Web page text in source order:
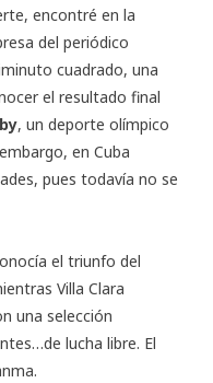
encontré en la
del periódico
cuadrado, una
el resultado final
, un deporte olímpico
en Cuba
pues todavía no se
el triunfo del
Villa Clara
una selección
lucha libre. El